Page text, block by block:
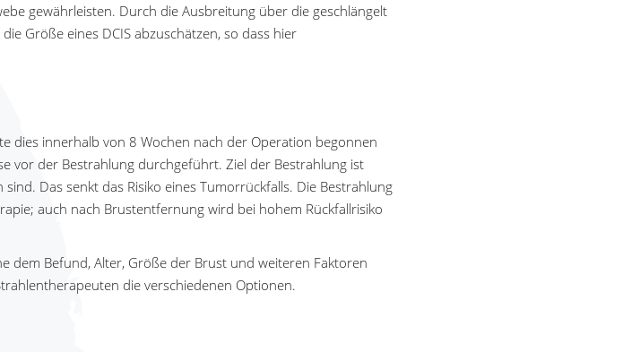
gewährleisten. Durch die Ausbreitung über die geschlängelt
Größe eines DCIS abzuschätzen, so dass hier
dies innerhalb von 8 Wochen nach der Operation begonnen
vor der Bestrahlung durchgeführt. Ziel der Bestrahlung ist
Das senkt das Risiko eines Tumorrückfalls. Die Bestrahlung
auch nach Brustentfernung wird bei hohem Rückfallrisiko
dem Befund, Alter, Größe der Brust und weiteren Faktoren
die verschiedenen Optionen.